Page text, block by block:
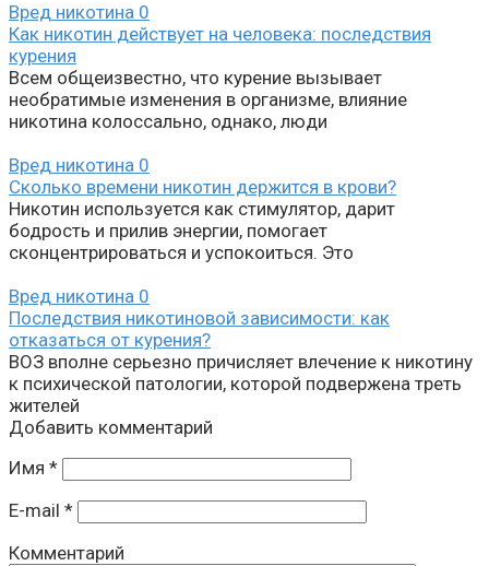
Вред никотина 0
Как никотин действует на человека: последствия
курения
Всем общеизвестно, что курение вызывает
необратимые изменения в организме, влияние
никотина колоссально, однако, люди
Вред никотина 0
Сколько времени никотин держится в крови?
Никотин используется как стимулятор, дарит
бодрость и прилив энергии, помогает
сконцентрироваться и успокоиться. Это
Вред никотина 0
Последствия никотиновой зависимости: как
отказаться от курения?
ВОЗ вполне серьезно причисляет влечение к никотину
к психической патологии, которой подвержена треть
жителей
Добавить комментарий
Имя *
E-mail *
Комментарий